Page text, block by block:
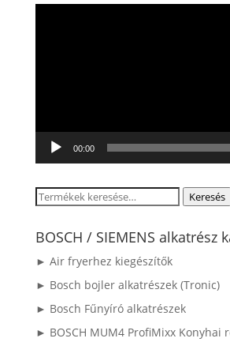
00:00
Keresés
következőre:
Keresés
BOSCH / SIEMENS alkatrész
► Air fryerhez kiegészítők
► Bosch bojler alkatrészek (Tronic)
► Bosch Fűnyíró alkatrészek
► BOSCH MUM4 ProfiMixx Konyhai